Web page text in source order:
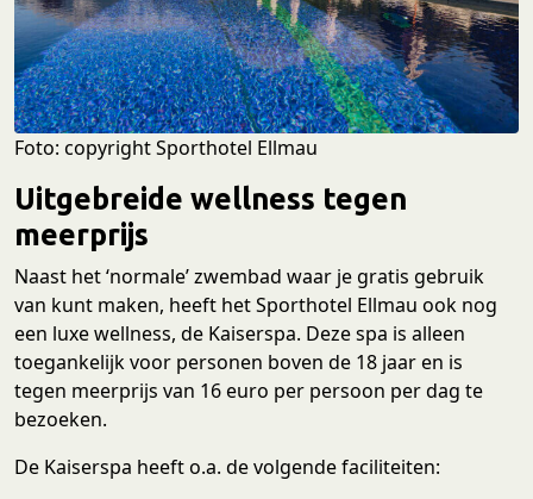
Foto: copyright Sporthotel Ellmau
Uitgebreide wellness tegen
meerprijs
Naast het ‘normale’ zwembad waar je gratis gebruik
van kunt maken, heeft het Sporthotel Ellmau ook nog
een luxe wellness, de Kaiserspa. Deze spa is alleen
toegankelijk voor personen boven de 18 jaar en is
tegen meerprijs van 16 euro per persoon per dag te
bezoeken.
De Kaiserspa heeft o.a. de volgende faciliteiten: